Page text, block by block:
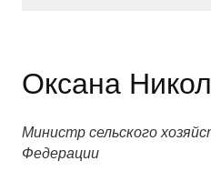
Оксана
Министр сельского
Федерации